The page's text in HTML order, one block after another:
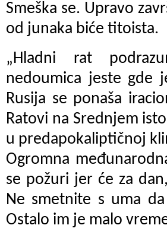
Smeška se. Upravo
od junaka biće titoista.
„Hladni rat
nedoumica jeste gde
Rusija se ponaša
Ratovi na Srednjem
u predapokaliptičnoj
Ogromna
se požuri jer će za
Ne smetnite s uma
Ostalo im je malo